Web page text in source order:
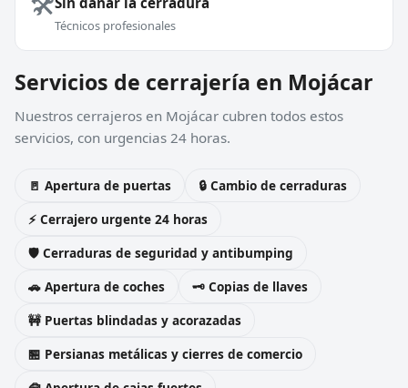
Técnicos profesionales
Servicios de cerrajería en Mojácar
Nuestros cerrajeros en Mojácar cubren todos estos
servicios, con urgencias 24 horas.
🚪 Apertura de puertas
🔒 Cambio de cerraduras
⚡ Cerrajero urgente 24 horas
🛡️ Cerraduras de seguridad y antibumping
🚗 Apertura de coches
🗝️ Copias de llaves
🚧 Puertas blindadas y acorazadas
🏪 Persianas metálicas y cierres de comercio